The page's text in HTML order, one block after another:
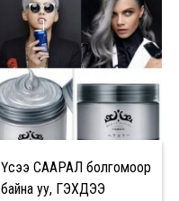
Үсээ СААРАЛ болгомоор
байна уу, ГЭХДЭЭ